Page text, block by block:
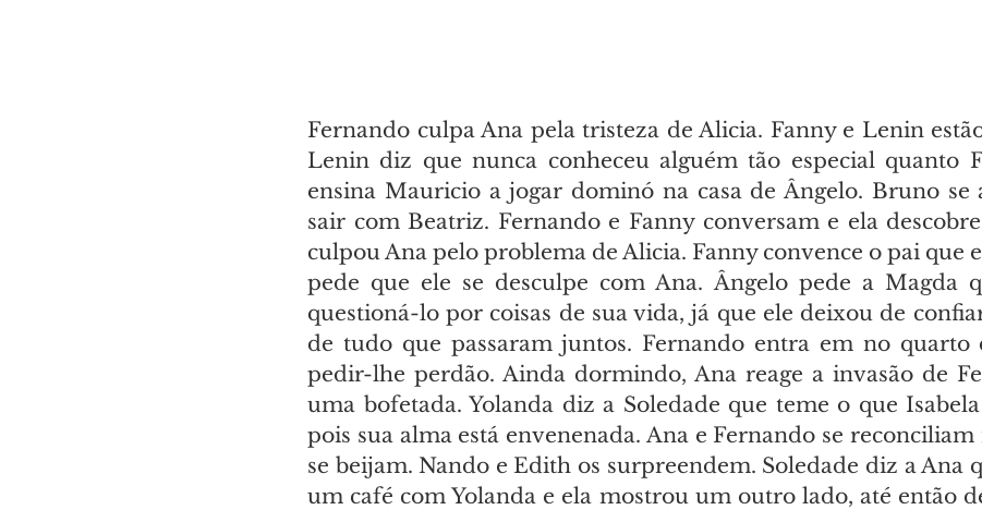
Fernando culpa Ana pela tristeza de Alicia. Fanny e Lenin
Lenin diz que nunca conheceu alguém tão especial quanto
ensina Mauricio a jogar dominó na casa de Ângelo. Bruno se
sair com Beatriz. Fernando e Fanny conversam e ela
culpou Ana pelo problema de Alicia. Fanny convence o pai que
pede que ele se desculpe com Ana. Ângelo pede a Magda
questioná-lo por coisas de sua vida, já que ele deixou de
de tudo que passaram juntos. Fernando entra em no quarto
pedir-lhe perdão. Ainda dormindo, Ana reage a invasão de
uma bofetada. Yolanda diz a Soledade que teme o que
pois sua alma está envenenada. Ana e Fernando se reconciliam
se beijam. Nando e Edith os surpreendem. Soledade diz a Ana
um café com Yolanda e ela mostrou um outro lado, até então